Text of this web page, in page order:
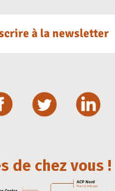
à la newsletter
de chez vous !